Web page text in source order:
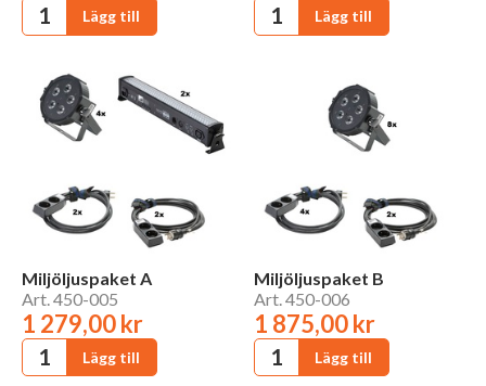
Miljöljuspaket A
Art. 450-005
1 279,00 kr
Miljöljuspaket B
Art. 450-006
1 875,00 kr